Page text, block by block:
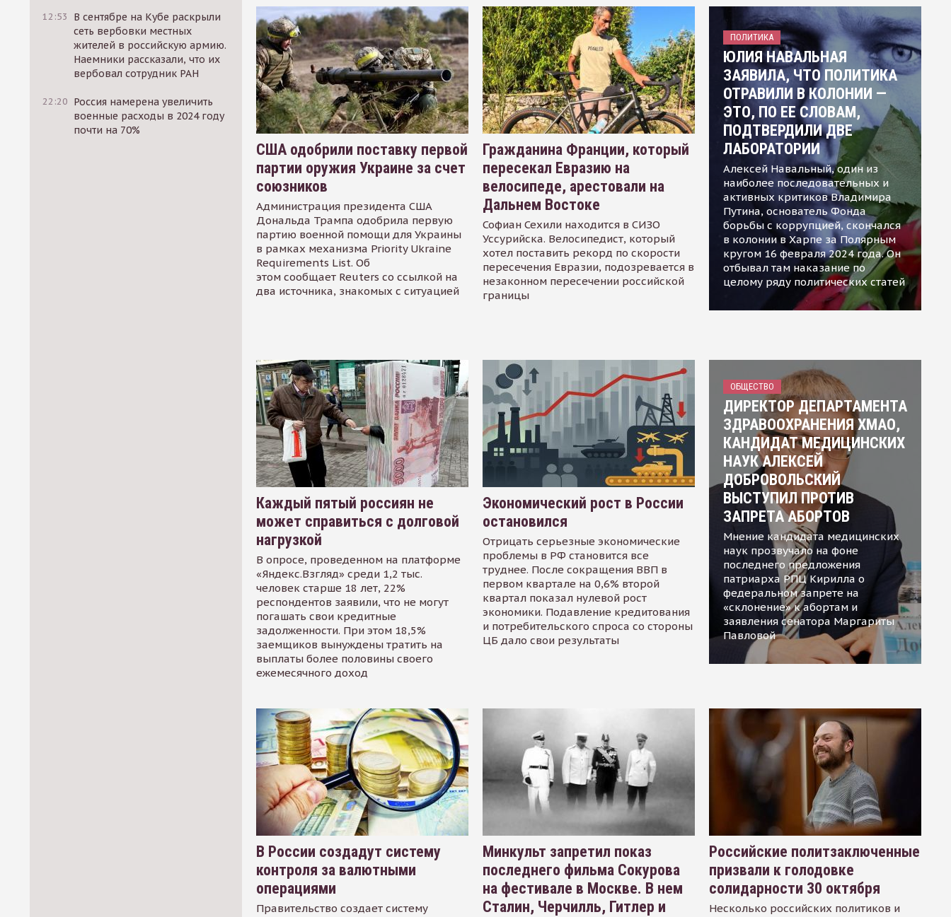
12:53
В сентябре на Кубе раскрыли
сеть вербовки местных
жителей в российскую армию.
Наемники рассказали, что их
вербовал сотрудник РАН
22:20 Россия намерена увеличить
военные расходы в 2024 году
почти на 70%
США одобрили поставку первой
партии оружия Украине за счет
союзников
Администрация президента США
Дональда Трампа одобрила первую
партию военной помощи для Украины
в рамках механизма Priority Ukraine
Requirements List. Об
этом сообщает Reuters со ссылкой на
два источника, знакомых с ситуацией
Гражданина Франции, который
пересекал Евразию на
велосипеде, арестовали на
Дальнем Востоке
Софиан Сехили находится в СИЗО
Уссурийска. Велосипедист, который
хотел поставить рекорд по скорости
пересечения Евразии, подозревается в
незаконном пересечении российской
границы
ПОЛИТИКА
ЮЛИЯ НАВАЛЬНАЯ
ЗАЯВИЛА, ЧТО ПОЛИТИКА
ОТРАВИЛИ В КОЛОНИИ —
ЭТО, ПО ЕЕ СЛОВАМ,
ПОДТВЕРДИЛИ ДВЕ
ЛАБОРАТОРИИ
Алексей Навальный, один из
наиболее последовательных и
активных критиков Владимира
Путина, основатель Фонда
борьбы с коррупцией, скончался
в колонии в Харпе за Полярным
кругом 16 февраля 2024 года. Он
отбывал там наказание по
целому ряду политических статей
Каждый пятый россиян не
может справиться с долговой
нагрузкой
В опросе, проведенном на платформе
«Яндекс.Взгляд» среди 1,2 тыс.
человек старше 18 лет, 22%
респондентов заявили, что не могут
погашать свои кредитные
задолженности. При этом 18,5%
заемщиков вынуждены тратить на
выплаты более половины своего
ежемесячного доход
Экономический рост в России
остановился
Отрицать серьезные экономические
проблемы в РФ становится все
труднее. После сокращения ВВП в
первом квартале на 0,6% второй
квартал показал нулевой рост
экономики. Подавление кредитования
и потребительского спроса со стороны
ЦБ дало свои результаты
ОБЩЕСТВО
ДИРЕКТОР ДЕПАРТАМЕНТА
ЗДРАВООХРАНЕНИЯ ХМАО,
КАНДИДАТ МЕДИЦИНСКИХ
НАУК АЛЕКСЕЙ
ДОБРОВОЛЬСКИЙ
ВЫСТУПИЛ ПРОТИВ
ЗАПРЕТА АБОРТОВ
Мнение кандидата медицинских
наук прозвучало на фоне
последнего предложения
патриарха РПЦ Кирилла о
федеральном запрете на
«склонение» к абортам и
заявления сенатора Маргариты
Павловой
В России создадут систему
контроля за валютными
операциями
Правительство создает систему
Минкульт запретил показ
последнего фильма Сокурова
на фестивале в Москве. В нем
Сталин, Черчилль, Гитлер и
Российские политзаключенные
призвали к голодовке
солидарности 30 октября
Несколько российских политиков и